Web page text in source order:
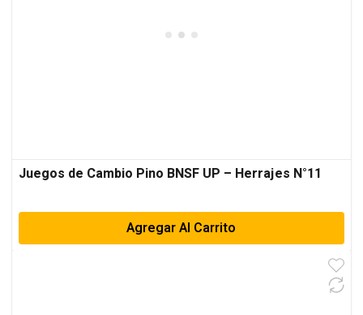
Juegos de Cambio Pino BNSF UP – Herrajes N°11
Agregar Al Carrito